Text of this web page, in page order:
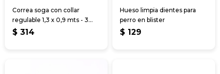
Correa soga con collar
regulable 1,3 x 0,9 mts - 3
colores
$ 314
Hueso limpia dientes para
perro en blister
$ 129